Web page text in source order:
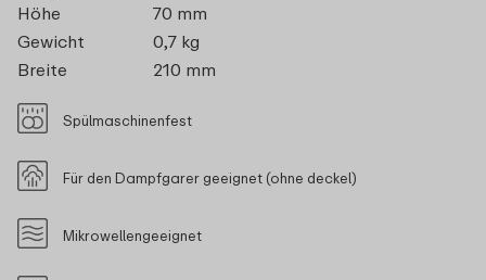
Höhe
70 mm
Gewicht
0,7 kg
Breite
210 mm
Spülmaschinenfest
Für den Dampfgarer geeignet (ohne deckel)
Mikrowellengeeignet